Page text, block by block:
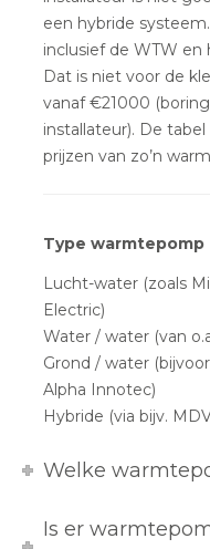
een hybride
inclusief de WTW en
Dat is niet voor de
vanaf €21000
installateur). De
prijzen van zo’n
Type warmtepomp
Lucht-water (zoals
Electric)
Water / water (van
Grond / water
Alpha Innotec)
Hybride (via bijv.
Welke
Is er